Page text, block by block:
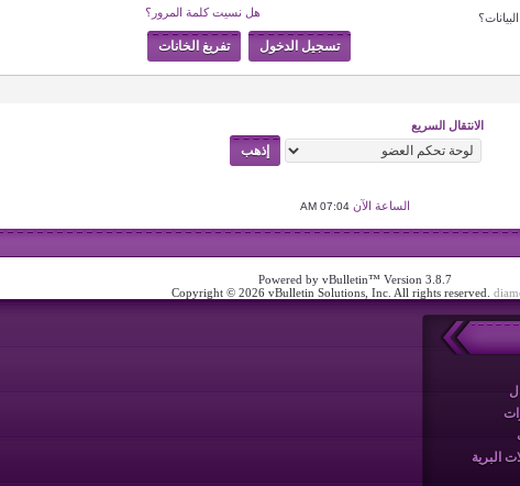
هل نسيت كلمة المرور؟
الانتقال السريع
الساعة الآن 07:04 AM
Powered by vBulletin™ Version 3.8.7
Copyright © 2026 vBulletin Solutions, Inc. All rights reserved.
البرية